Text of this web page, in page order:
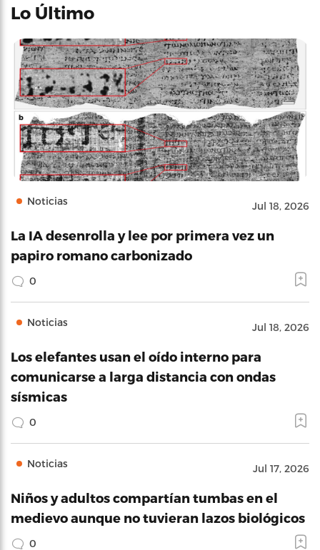
Lo Último
Noticias Jul 18, 2026
La IA desenrolla y lee por primera vez un
papiro romano carbonizado
0
Noticias Jul 18, 2026
Los elefantes usan el oído interno para
comunicarse a larga distancia con ondas
sísmicas
0
Noticias Jul 17, 2026
Niños y adultos compartían tumbas en el
medievo aunque no tuvieran lazos biológicos
0